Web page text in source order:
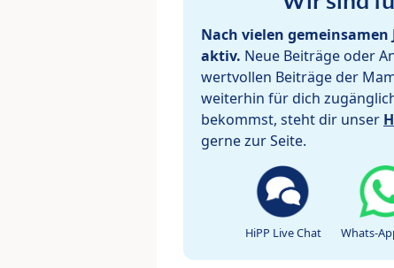
Nach vielen
aktiv. Neue Beiträge oder
wertvollen Beiträge der
weiterhin für dich
bekommst, steht dir unser
gerne zur Seite.
HiPP Live Chat Whats-